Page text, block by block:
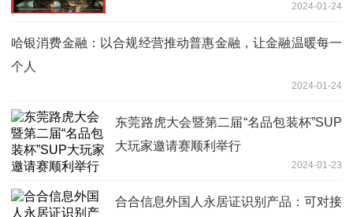
2024-01-24
哈银消费金融：以合规经营推动普惠金融，让金融温暖每一
个人
2024-01-24
东莞路虎大会暨第二届“名品包装杯”SUP
大玩家邀请赛顺利举行
2024-01-23
合合信息外国人永居证识别产品：可对接